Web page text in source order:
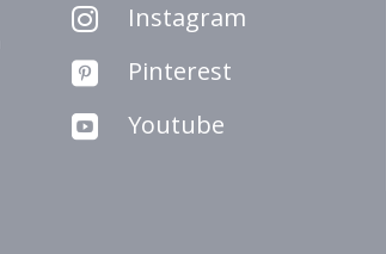
 Instagram
 Pinterest
 Youtube